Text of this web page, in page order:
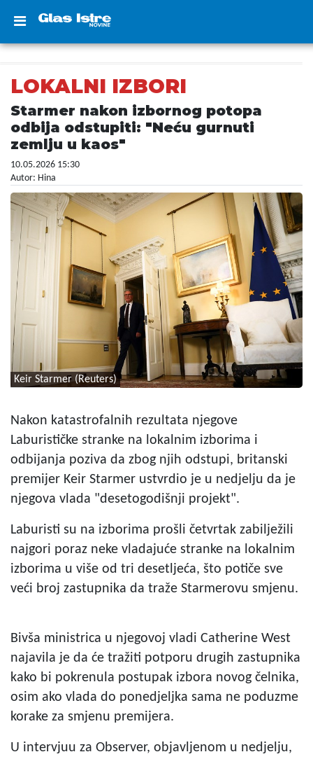
LOKALNI IZBORI
Starmer nakon izbornog potopa
odbija odstupiti: "Neću gurnuti
zemlju u kaos"
10.05.2026 15:30
Autor: Hina
Keir Starmer (Reuters)
Nakon katastrofalnih rezultata njegove
Laburističke stranke na lokalnim izborima i
odbijanja poziva da zbog njih odstupi, britanski
premijer Keir Starmer ustvrdio je u nedjelju da je
njegova vlada "desetogodišnji projekt".
Laburisti su na izborima prošli četvrtak zabilježili
najgori poraz neke vladajuće stranke na lokalnim
izborima u više od tri desetljeća, što potiče sve
veći broj zastupnika da traže Starmerovu smjenu.
Bivša ministrica u njegovoj vladi Catherine West
najavila je da će tražiti potporu drugih zastupnika
kako bi pokrenula postupak izbora novog čelnika,
osim ako vlada do ponedjeljka sama ne poduzme
korake za smjenu premijera.
U intervjuu za Observer, objavljenom u nedjelju,